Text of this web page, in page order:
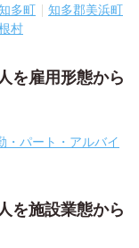
多町
知多郡美浜町
村
を雇用形態から
・パート・アルバイ
を施設業態から